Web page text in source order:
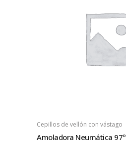
Cepillos de vellón con vástago
Amoladora Neumática 97º